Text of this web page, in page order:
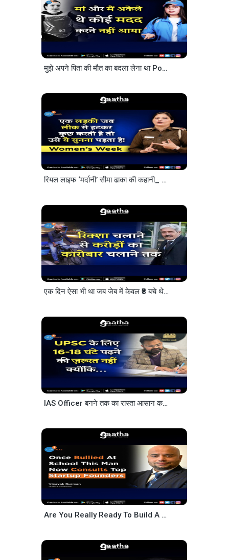
मुझे अपने पिता की मौत का बदला लेना था Powerful story Mansha Bashir Josh Talks Hindi
रियल लाइफ ‘मर्दानी’ सीमा ढाका की कहानी_ @Cello Pens & Stationery
एक दिन ऐसा भी था जब जेब में केवल ₹8 बचे थे…
IAS Officer बनने तक का रास्ता आसान कर देंगे ये 18 मिनट
Are You Really Ready To Build A Legacy